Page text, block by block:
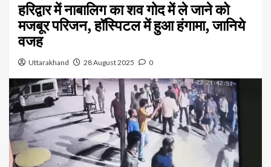
हरिद्वार में नाबालिग का शव गोद में ले जाने को
मजबूर परिजन, हॉस्पिटल में हुआ हंगामा, जानिये
वजह
Uttarakhand 28 August 2025 0